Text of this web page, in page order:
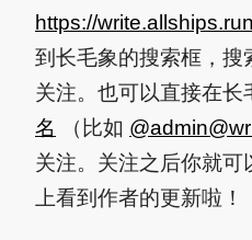
https://
到长毛象的搜索框，搜
关注。也可以直接在长
名
（比如 @
关注。关注之后你就
上看到作者的更新啦！